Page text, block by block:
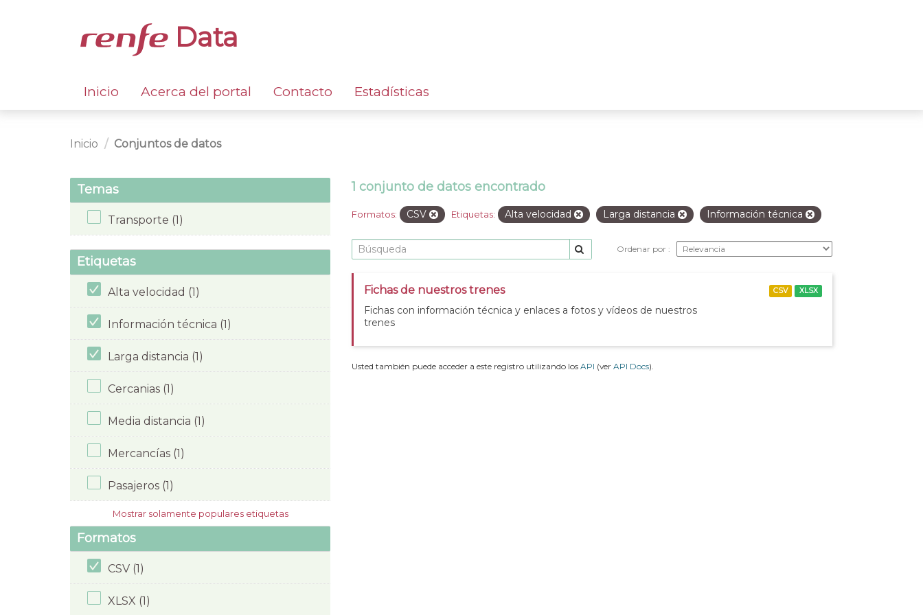
Data
Inicio Acerca del portal Contacto Estadísticas
Inicio Conjuntos de datos
Temas
Transporte (1)
Etiquetas
Alta velocidad (1)
Información técnica (1)
Larga distancia (1)
Cercanias (1)
Media distancia (1)
Mercancías (1)
Pasajeros (1)
Mostrar solamente populares etiquetas
Formatos
CSV (1)
XLSX (1)
1 conjunto de datos encontrado
Formatos: CSV Etiquetas: Alta velocidad Larga distancia Información técnica
Ordenar por
Fichas de nuestros trenes
Fichas con información técnica y enlaces a fotos y vídeos de nuestros
trenes
CSV XLSX
Usted también puede acceder a este registro utilizando los API (ver API Docs).